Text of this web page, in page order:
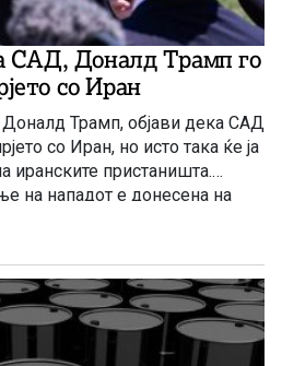
САД, Доналд Трамп го
со Иран
Трамп, објави дека САД
со Иран, но исто така ќе ја
иранските пристаништа.
на нападот е донесена на
власти, во исчекување на